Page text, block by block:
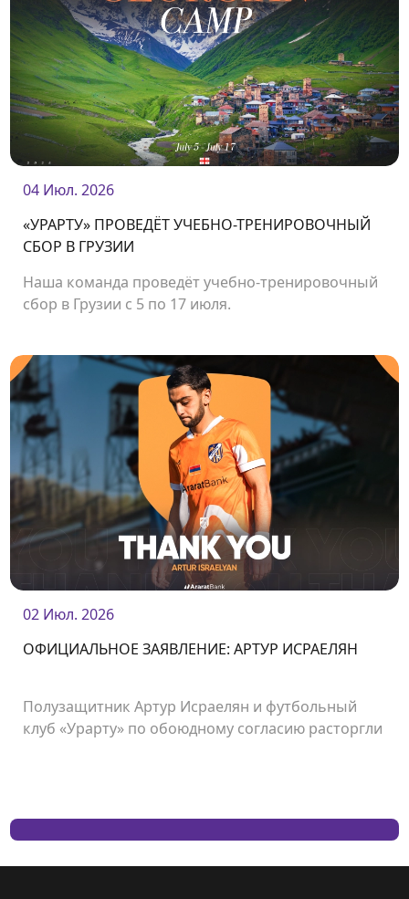
04 Июл. 2026
«УРАРТУ» ПРОВЕДЁТ УЧЕБНО-ТРЕНИРОВОЧНЫЙ
СБОР В ГРУЗИИ
Наша команда проведёт учебно-тренировочный
сбор в Грузии с 5 по 17 июля.
02 Июл. 2026
ОФИЦИАЛЬНОЕ ЗАЯВЛЕНИЕ: АРТУР ИСРАЕЛЯН
Полузащитник Артур Исраелян и футбольный
клуб «Урарту» по обоюдному согласию расторгли